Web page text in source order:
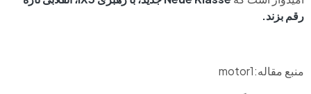
رقم بزند.
منبع مقاله:motor1